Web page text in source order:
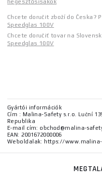
hegesztősisakok
Chcete doručit zboží do Česka?
Speedglas 100V
Chcete doručiť tovar na
Speedglas 100V
Gyártói információk
Cím : Malina-Safety s.r.o. Luční
Republika
E-mail cím: obchod@malina-
EAN: 2001672000006
Weboldalak: https://